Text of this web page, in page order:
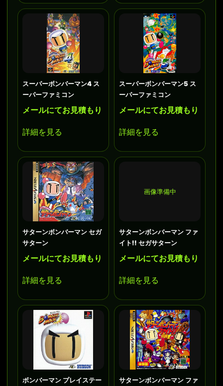
スーパーボンバーマン4 ス
ーパーファミコン
メールにてお見積もり
詳細を見る
スーパーボンバーマン5 ス
ーパーファミコン
メールにてお見積もり
詳細を見る
サターンボンバーマン セガ
サターン
メールにてお見積もり
詳細を見る
画像準備中
サターンボンバーマン ファ
イト!! セガサターン
メールにてお見積もり
詳細を見る
ボンバーマン プレイステー
サターンボンバーマン ファ